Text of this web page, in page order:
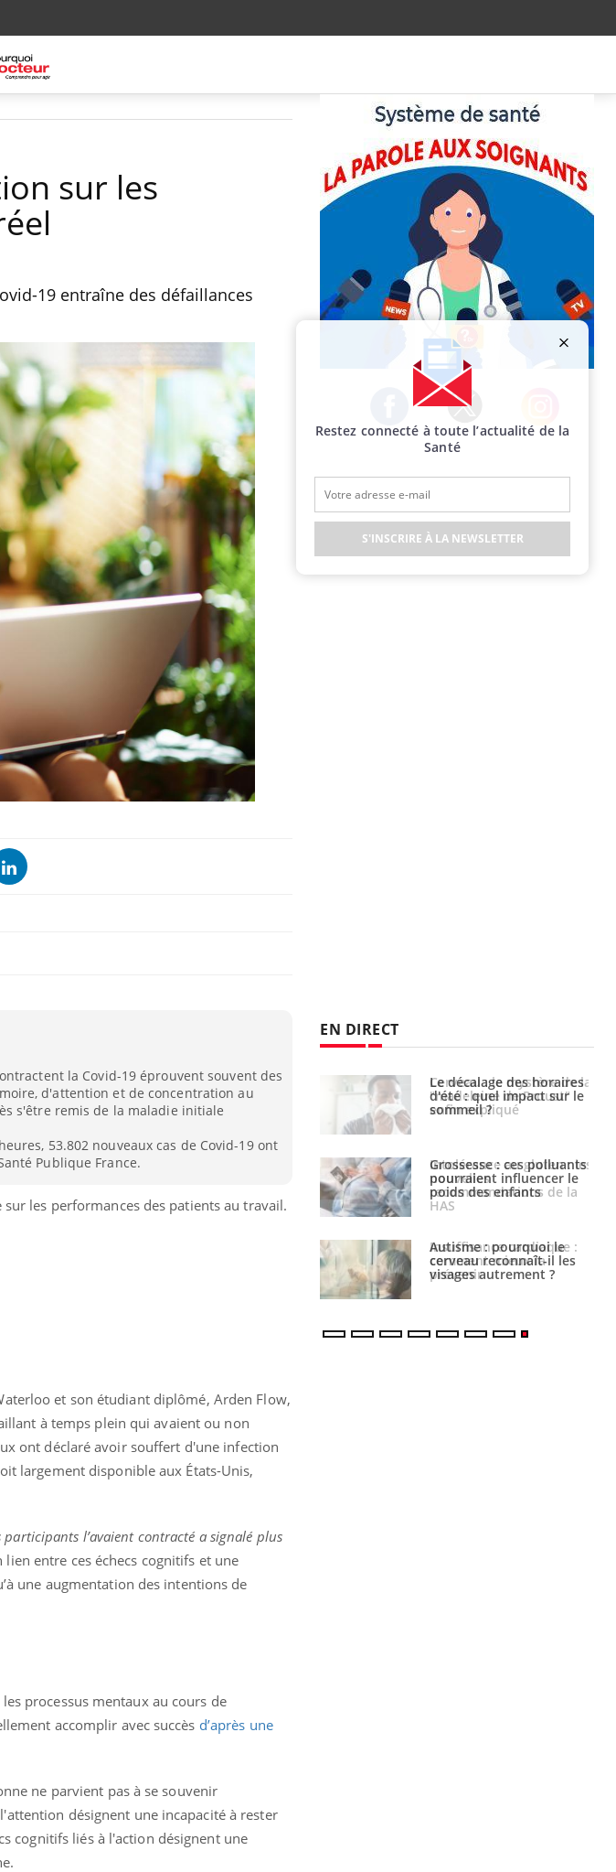
sur les
19 entraîne des défaillances
la Covid-19 éprouvent souvent des
d'attention et de concentration au
s'être remis de la maladie initiale
53.802 nouveaux cas de Covid-19 ont
Publique France.
les performances des patients au travail.
et son étudiant diplômé, Arden Flow,
à temps plein qui avaient ou non
ont déclaré avoir souffert d'une infection
largement disponible aux États-Unis,
l’avaient contracté a signalé plus
entre ces échecs cognitifs et une
une augmentation des intentions de
processus mentaux au cours de
accomplir avec succès d’après une
ne parvient pas à se souvenir
désignent une incapacité à rester
cognitifs liés à l'action désignent une
Facebook Twitter Instagram
EN DIRECT
en
que
Cerveau : le mystère de la
"madeleine de Proust"
enfin expliqué
HAS
Le décalage des horaires
d'été : quel impact sur le
sommeil ?
Grossesse : ces polluants
pourraient influencer le
poids des enfants
Autisme : pourquoi le
cerveau reconnaît-il les
visages autrement ?
Restez connecté à toute l’actualité de la
Santé
S'INSCRIRE À LA NEWSLETTER